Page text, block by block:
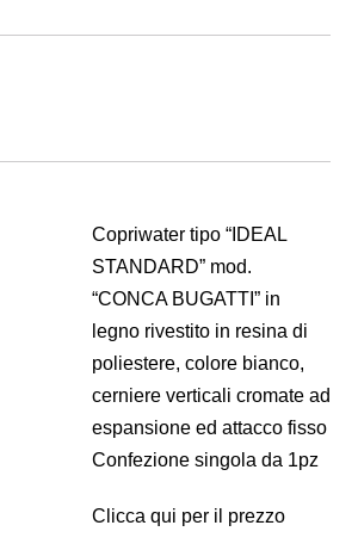
Copriwater tipo “IDEAL
STANDARD” mod.
“CONCA BUGATTI” in
legno rivestito in resina di
poliestere, colore bianco,
cerniere verticali cromate ad
espansione ed attacco fisso
Confezione singola da 1pz
Clicca qui per il prezzo